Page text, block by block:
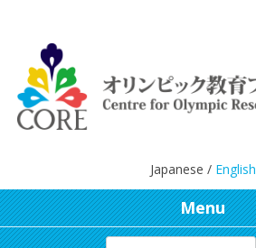
Japanese / English
Menu